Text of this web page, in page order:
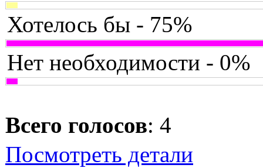
Хотелось бы - 75%
Нет необходимости - 0%
Всего голосов: 4
Посмотреть детали